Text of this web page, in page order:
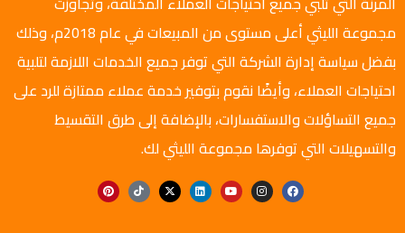
مجموعة الليثي أعلى مستوى من المبيعات في عام 2018م، وذلك
بفضل سياسة إدارة الشركة التي توفر جميع الخدمات اللازمة لتلبية
احتياجات العملاء، وأيضًا نقوم بتوفير خدمة عملاء ممتازة للرد على
جميع التساؤلات والاستفسارات، بالإضافة إلى طرق التقسيط
والتسهيلات التي توفرها مجموعة الليثي لك.